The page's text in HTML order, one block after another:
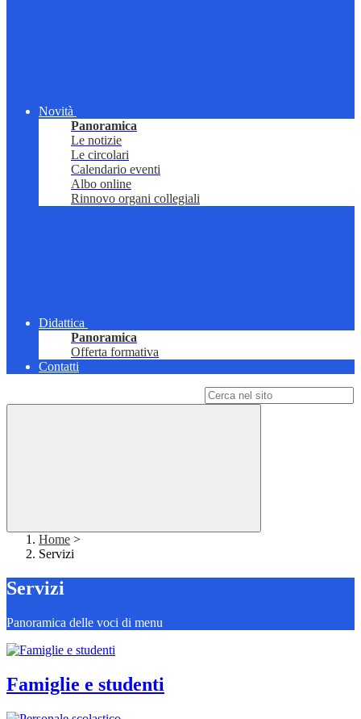
Novità
Panoramica
Le notizie
Le circolari
Calendario eventi
Albo online
Rinnovo organi collegiali
Didattica
Panoramica
Offerta formativa
Contatti
Home >
Servizi
Servizi
Panoramica delle voci di menu
Famiglie e studenti